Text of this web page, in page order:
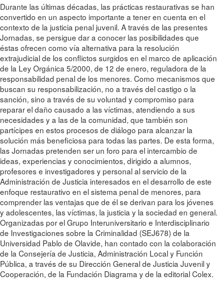
Durante las últimas décadas, las prácticas restaurativas se han
convertido en un aspecto importante a tener en cuenta en el
contexto de la justicia penal juvenil. A través de las presentes
Jornadas, se persigue dar a conocer las posibilidades que
éstas ofrecen como vía alternativa para la resolución
extrajudicial de los conflictos surgidos en el marco de aplicación
de la Ley Orgánica 5/2000, de 12 de enero, reguladora de la
responsabilidad penal de los menores. Como mecanismos que
buscan su responsabilización, no a través del castigo o la
sanción, sino a través de su voluntad y compromiso para
reparar el daño causado a las víctimas, atendiendo a sus
necesidades y a las de la comunidad, que también son
partícipes en estos procesos de diálogo para alcanzar la
solución más beneficiosa para todas las partes. De esta forma,
las Jornadas pretenden ser un foro para el intercambio de
ideas, experiencias y conocimientos, dirigido a alumnos,
profesores e investigadores y personal al servicio de la
Administración de Justicia interesados en el desarrollo de este
enfoque restaurativo en el sistema penal de menores, para
comprender las ventajas que de él se derivan para los jóvenes
y adolescentes, las víctimas, la justicia y la sociedad en general.
Organizadas por el Grupo Interuniversitario e Interdisciplinario
de Investigaciones sobre la Criminalidad (SEJ678) de la
Universidad Pablo de Olavide, han contado con la colaboración
de la Consejería de Justicia, Administración Local y Función
Pública, a través de su Dirección General de Justicia Juvenil y
Cooperación, de la Fundación Diagrama y de la editorial Colex.